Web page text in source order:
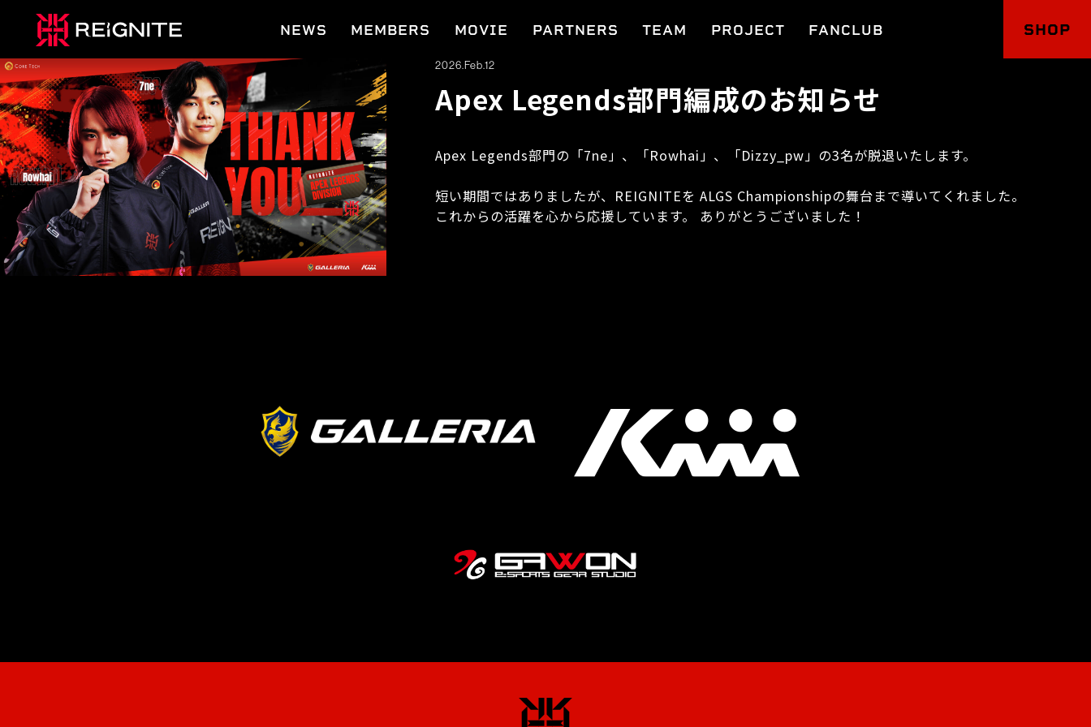
NEWS MEMBERS MOVIE PARTNERS TEAM PROJECT FANCLUB SHOP
2026.Feb.12
Apex Legends部門編成のお知らせ
Apex Legends部門の「7ne」、「Rowhai」、「Dizzy_pw」の3名が脱退いたします。
短い期間ではありましたが、REIGNITEを ALGS Championshipの舞台まで導いてくれました。
これからの活躍を心から応援しています。 ありがとうございました！